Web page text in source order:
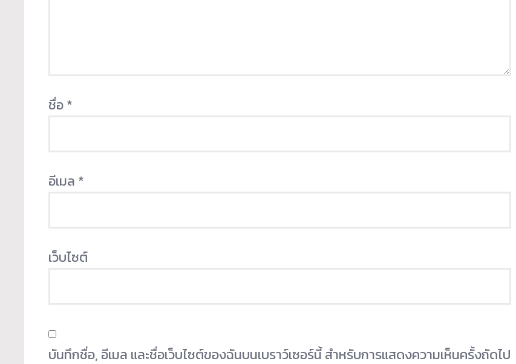
ชื่อ*
อีเมล *
เว็บไซต์
บันทึกชื่อ, อีเมล และชื่อเว็บไซต์ของฉันบนเบราว์เซอร์นี้ สำหรับการแสดงความเห็นครั้งถัดไป